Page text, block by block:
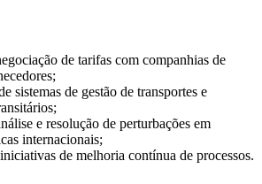
de tarifas com companhias de
sistemas de gestão de transportes e
e resolução de perturbações em
internacionais;
de melhoria contínua de processos.